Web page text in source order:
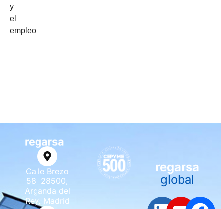
y
el
empleo.
Calle Brezo
58, 28500,
Arganda del
Rey. Madrid
regarsa
global